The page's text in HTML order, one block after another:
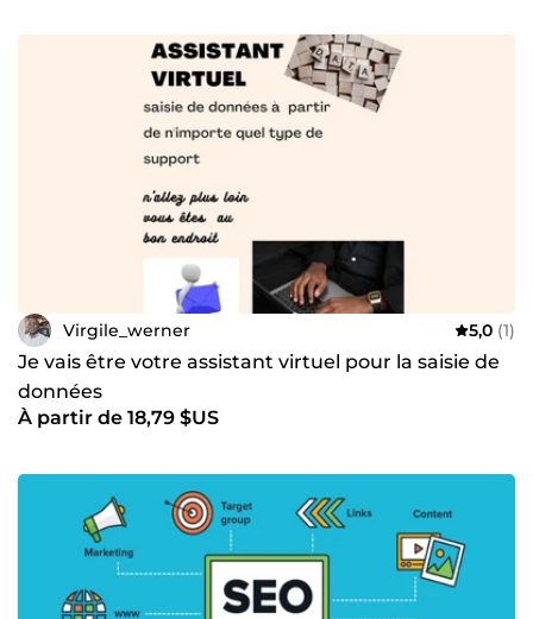
Virgile_werner 5,0 (1)
Je vais être votre assistant virtuel pour la saisie de
données
À partir de 18,79 $US